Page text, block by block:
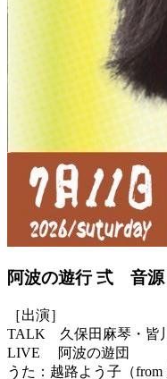
阿波の遊行 弍 音源
［出演］
TALK 久保田麻琴・皆
LIVE 阿波の遊団
うた：越路よう子（